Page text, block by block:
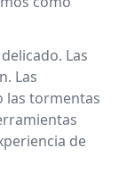
Las
Las
las tormentas
de